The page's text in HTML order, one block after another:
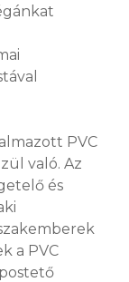
PVC
való. Az
és
a PVC